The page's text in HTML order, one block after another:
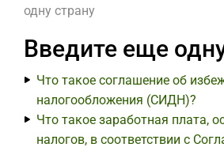
одну страну
Введите еще
Что такое соглашение об
налогообложения (СИДН)?
Что такое заработная плата,
налогов, в соответствии с